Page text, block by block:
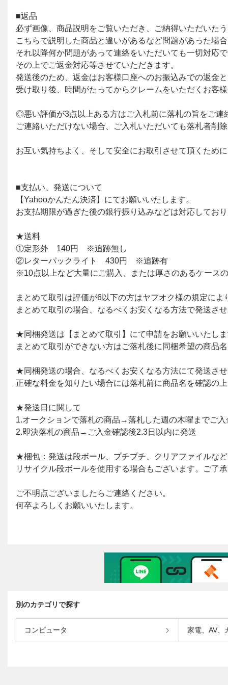
別のカテゴリで探す
コンピュータ 家電、AV、